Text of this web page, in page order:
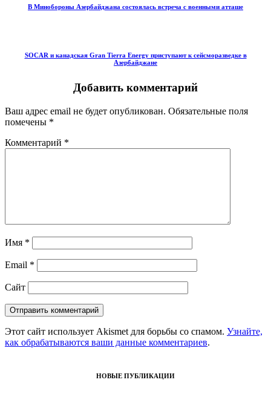
В Минобороны Азербайджана состоялась встреча с военными атташе
SOCAR и канадская Gran Tierra Energy приступают к сейсморазведке в
Азербайджане
Добавить комментарий
Ваш адрес email не будет опубликован. Обязательные поля
помечены *
Комментарий *
Имя *
Email *
Сайт
Этот сайт использует Akismet для борьбы со спамом. Узнайте,
как обрабатываются ваши данные комментариев.
НОВЫЕ ПУБЛИКАЦИИ